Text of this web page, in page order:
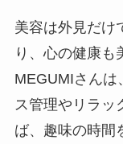
美容は外見だけ
り、心の健康も
MEGUMIさんは
ス管理やリラッ
ば、趣味の時間